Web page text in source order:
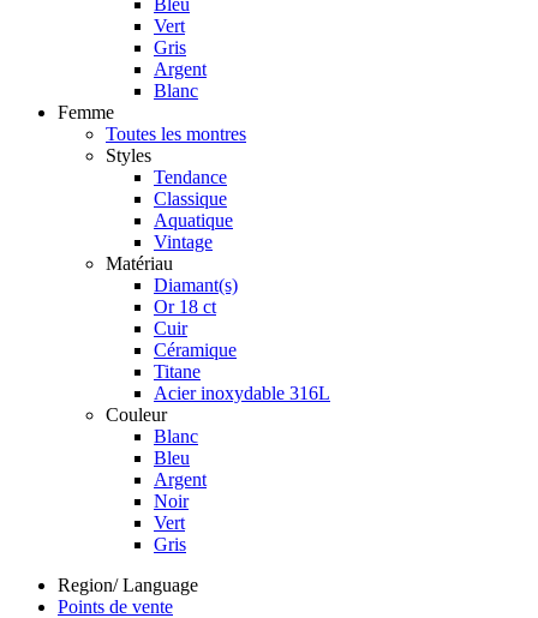
Vert
Gris
Argent
Blanc
Femme
Toutes les montres
Styles
Tendance
Classique
Aquatique
Vintage
Matériau
Diamant(s)
Or 18 ct
Cuir
Céramique
Titane
Acier inoxydable 316L
Couleur
Blanc
Bleu
Argent
Noir
Vert
Gris
Region/ Language
Points de vente